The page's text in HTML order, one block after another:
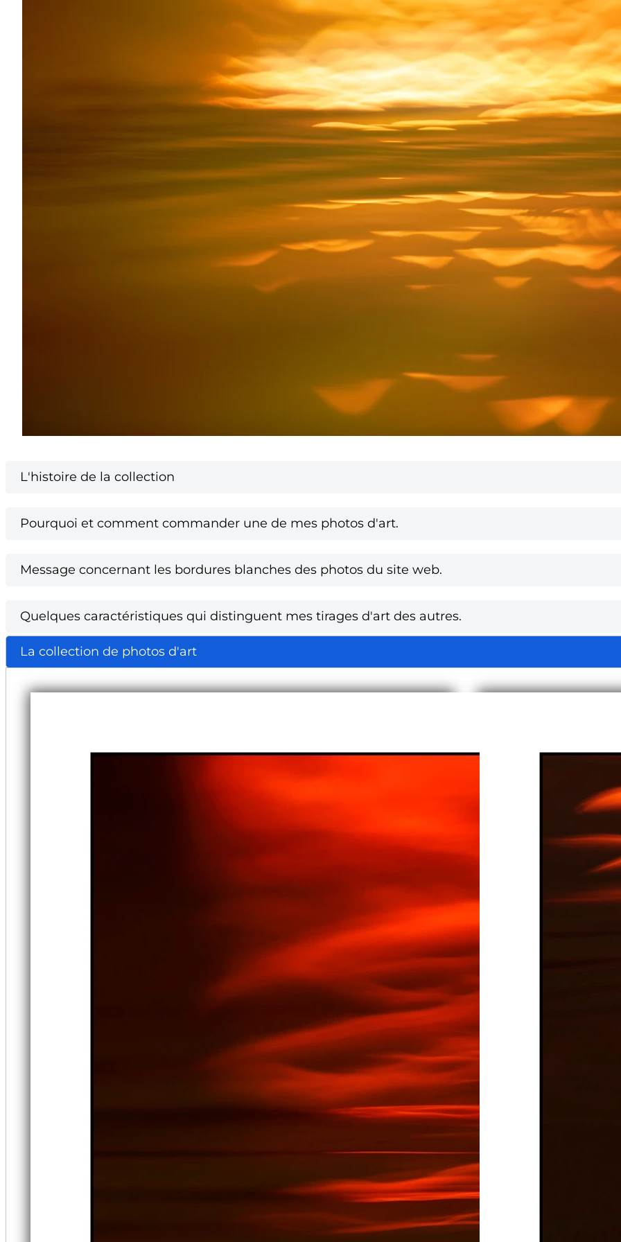
L'histoire de la collection
Pourquoi et comment commander une de mes photos d'art.
Message concernant les bordures blanches des photos du site web.
Quelques caractéristiques qui distinguent mes tirages d'art des autres.
La collection de photos d'art